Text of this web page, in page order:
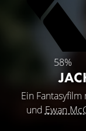
58%
Ein Fantasyfilm
und Ewan